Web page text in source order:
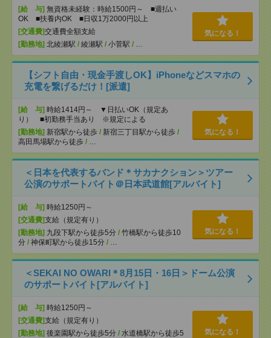
[給 与] 無資格未経験：時給1500円～ ■週払い
OK ■扶養内OK ■日収1万2000円以上
[交通費]交通費全額支給
[勤務地] 北綾瀬駅 / 綾瀬駅 / 小菅駅 / …
気になる！
【シフト自由・現金手渡しOK】iPhoneなどスマホの
充電を繋げるだけ！[派遣]
[給 与] 時給1414円～ ▼日払いOK（規定あ
り） ■初勤務手当あり ※規定による
[勤務地] 新宿駅から徒歩 / 新宿三丁目駅から徒歩 /
高田馬場駅から徒歩 / …
気になる！
＜日本を代表するバンド＊サカナクション＞ツアー
公演のサポートバイト＠日本武道館[アルバイト]
[給 与] 時給1250円～
[交通費]支給（規定有り）
[勤務地] 九段下駅から徒歩5分 / 竹橋駅から徒歩10
分 / 神保町駅から徒歩15分 / …
気になる！
＜SEKAI NO OWARI＊8月15日・16日＞ドーム公演
のサポートバイト[アルバイト]
[給 与] 時給1250円～
[交通費]支給（規定有り）
[勤務地] 後楽園駅から徒歩5分 / 水道橋駅から徒歩5
気になる！